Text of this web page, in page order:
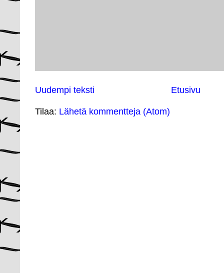
Uudempi teksti Etusivu
Tilaa: Lähetä kommentteja (Atom)